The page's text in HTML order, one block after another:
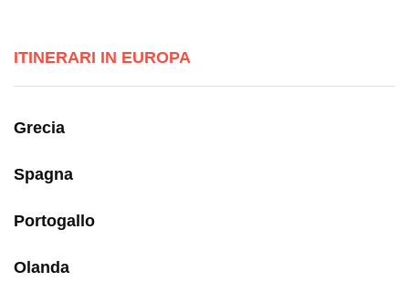
ITINERARI IN EUROPA
Grecia
Spagna
Portogallo
Olanda